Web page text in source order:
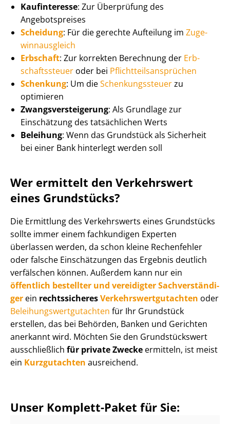
Kaufinteresse: Zur Überprüfung des
Angebotspreises
Scheidung: Für die gerechte Aufteilung im Zu­ge­
winn­aus­gleich
Erbschaft: Zur korrekten Berechnung der Erb­
schafts­steu­er oder bei Pflicht­teils­an­sprü­chen
Schenkung: Um dieSchen­kungs­steu­erzu
optimieren
Zwangs­ver­stei­ge­rung: Als Grundlage zur
Einschätzung des tatsächlichen Werts
Beleihung: Wenn das Grundstück als Sicherheit
bei einer Bank hinterlegt werden soll
Wer ermittelt den Verkehrswert
eines Grundstücks?
Die Ermittlung des Verkehrswerts eines Grundstücks
sollte immer einem fachkundigen Experten
überlassen werden, da schon kleine Rechenfehler
oder falsche Einschätzungen das Ergebnis deutlich
verfälschen können. Außerdem kann nur ein
öffentlich bestellter und vereidigter Sach­ver­stän­di­
ger ein rechtssicheresVer­kehrs­wert­gut­ach­ten oder
Be­lei­hungs­wert­gut­ach­ten für Ihr Grundstück
erstellen, das bei Behörden, Banken und Gerichten
anerkannt wird. Möchten Sie den Grundstückswert
ausschließlich für private Zwecke ermitteln, ist meist
ein Kurzgutachten ausreichend.
Unser Komplett-Paket für Sie: